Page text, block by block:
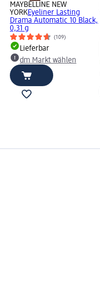
MAYBELLINE NEW
YORKEyeliner Lasting
Drama Automatic 10 Black,
0,31 g
(109)
Lieferbar
dm Markt wählen